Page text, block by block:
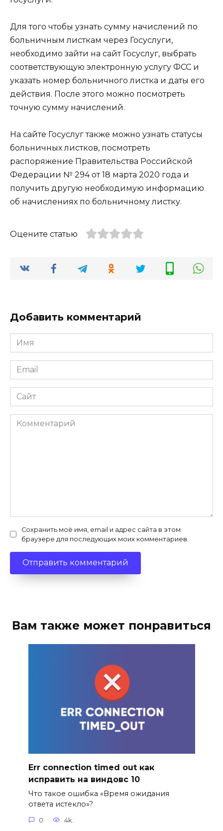
Для того чтобы узнать сумму начислений по
больничным листкам через Госуслуги,
необходимо зайти на сайт Госуслуг, выбрать
соответствующую электронную услугу ФСС и
указать номер больничного листка и даты его
действия. После этого можно посмотреть
точную сумму начислений.
На сайте Госуслуг также можно узнать статусы
больничных листков, посмотреть
распоряжение Правительства Российской
Федерации № 294 от 18 марта 2020 года и
получить другую необходимую информацию
об начислениях по больничному листку.
Оцените статью
Добавить комментарий
Имя
*
Email
*
Сайт
Комментарий
Сохранить моё имя, email и адрес сайта в этом
браузере для последующих моих комментариев.
Вам также может понравиться
Err connection timed out как
исправить на виндовс 10
Что такое ошибка «Время ожидания
ответа истекло»?
0 4k.